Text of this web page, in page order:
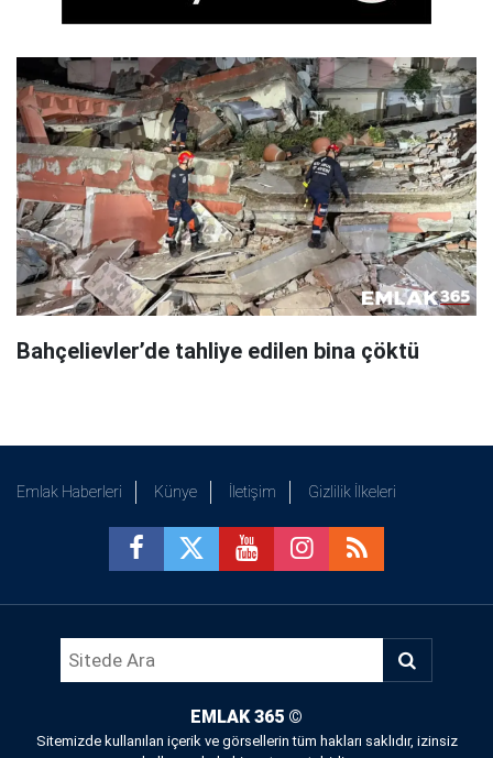
Bahçelievler’de tahliye edilen bina çöktü
Emlak Haberleri Künye İletişim Gizlilik İlkeleri
EMLAK 365 ©
Sitemizde kullanılan içerik ve görsellerin tüm hakları saklıdır, izinsiz